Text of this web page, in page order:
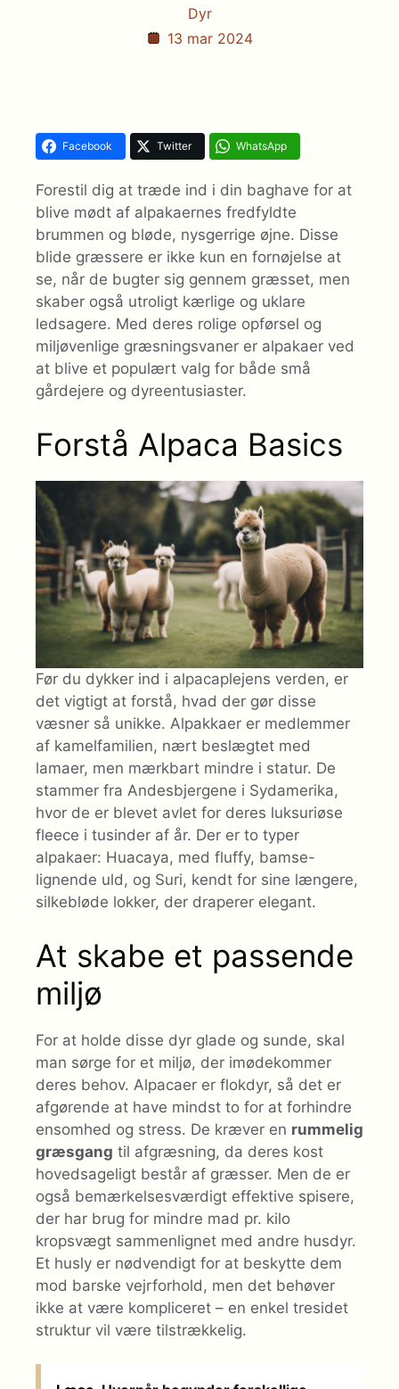
Dyr
13 mar 2024
Facebook Twitter WhatsApp
Forestil dig at træde ind i din baghave for at
blive mødt af alpakaernes fredfyldte
brummen og bløde, nysgerrige øjne. Disse
blide græssere er ikke kun en fornøjelse at
se, når de bugter sig gennem græsset, men
skaber også utroligt kærlige og uklare
ledsagere. Med deres rolige opførsel og
miljøvenlige græsningsvaner er alpakaer ved
at blive et populært valg for både små
gårdejere og dyreentusiaster.
Forstå Alpaca Basics
Før du dykker ind i alpacaplejens verden, er
det vigtigt at forstå, hvad der gør disse
væsner så unikke. Alpakkaer er medlemmer
af kamelfamilien, nært beslægtet med
lamaer, men mærkbart mindre i statur. De
stammer fra Andesbjergene i Sydamerika,
hvor de er blevet avlet for deres luksuriøse
fleece i tusinder af år. Der er to typer
alpakaer: Huacaya, med fluffy, bamse-
lignende uld, og Suri, kendt for sine længere,
silkebløde lokker, der draperer elegant.
At skabe et passende
miljø
For at holde disse dyr glade og sunde, skal
man sørge for et miljø, der imødekommer
deres behov. Alpacaer er flokdyr, så det er
afgørende at have mindst to for at forhindre
ensomhed og stress. De kræver en rummelig
græsgang til afgræsning, da deres kost
hovedsageligt består af græsser. Men de er
også bemærkelsesværdigt effektive spisere,
der har brug for mindre mad pr. kilo
kropsvægt sammenlignet med andre husdyr.
Et husly er nødvendigt for at beskytte dem
mod barske vejrforhold, men det behøver
ikke at være kompliceret – en enkel tresidet
struktur vil være tilstrækkelig.